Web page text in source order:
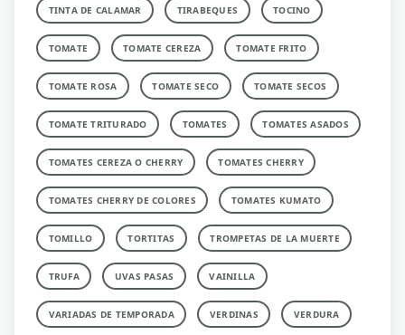
TINTA DE CALAMAR TIRABEQUES TOCINO
TOMATE TOMATE CEREZA TOMATE FRITO
TOMATE ROSA TOMATE SECO TOMATE SECOS
TOMATE TRITURADO TOMATES TOMATES ASADOS
TOMATES CEREZA O CHERRY TOMATES CHERRY
TOMATES CHERRY DE COLORES TOMATES KUMATO
TOMILLO TORTITAS TROMPETAS DE LA MUERTE
TRUFA UVAS PASAS VAINILLA
VARIADAS DE TEMPORADA VERDINAS VERDURA